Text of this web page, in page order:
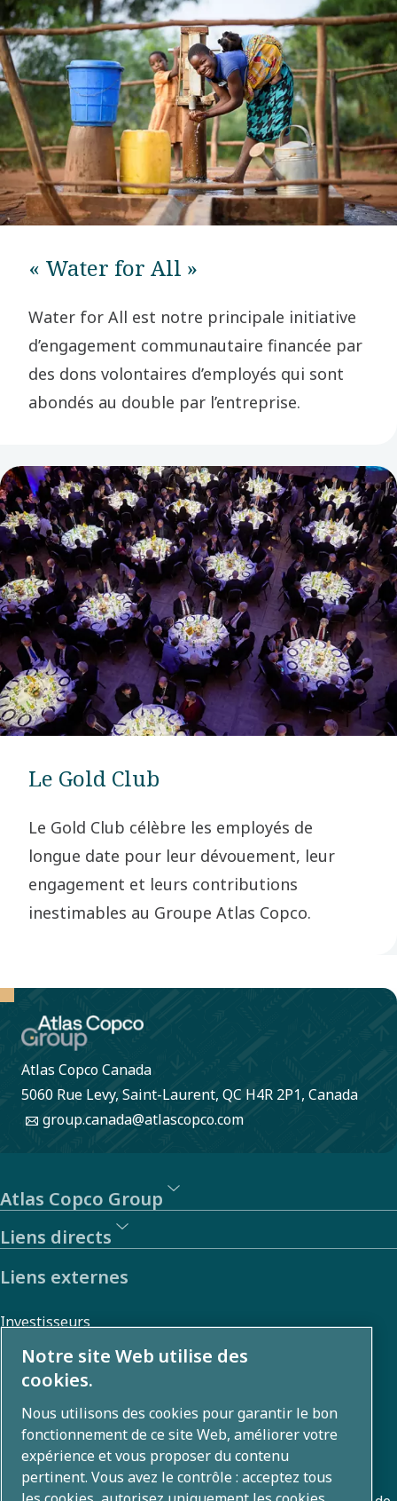
« Water for All »
Water for All est notre principale initiative
d’engagement communautaire financée par
des dons volontaires d’employés qui sont
abondés au double par l’entreprise.
Le Gold Club
Le Gold Club célèbre les employés de
longue date pour leur dévouement, leur
engagement et leurs contributions
inestimables au Groupe Atlas Copco.
Atlas Copco Canada
5060 Rue Levy, Saint-Laurent, QC H4R 2P1, Canada
group.canada@atlascopco.com
Atlas Copco Group
Liens directs
Liens externes
Investisseurs
Galerie photos et vidéos
Qui sommes-nous ?
Atlas Copco Group développe des solutions innovantes
Notre site Web utilise des
cookies.
Nous utilisons des cookies pour garantir le bon
fonctionnement de ce site Web, améliorer votre
expérience et vous proposer du contenu
pertinent. Vous avez le contrôle : acceptez tous